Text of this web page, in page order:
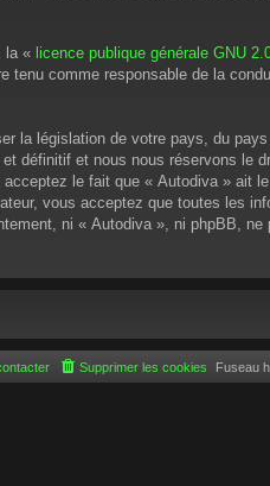
la « licence publique générale GNU
tenu comme responsable de la
la législation de votre pays, du
définitif et nous nous réservons le
le fait que « Autodiva » ait
vous acceptez que toutes les
ni « Autodiva », ni phpBB, ne
Fuseau
Supprimer les cookies